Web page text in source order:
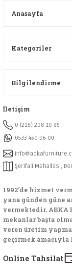
Anasayfa
Kategoriler
Bilgilendirme
İletişim
0 (216) 208 10 85
0533 450 96 00
Şerifali Mahallesi,
1992’de hizmet
yana günden güne
vermektedir. ABKA
mekanlar başta
veren üretim
geçirmek amacıyla
Online Tahsilat